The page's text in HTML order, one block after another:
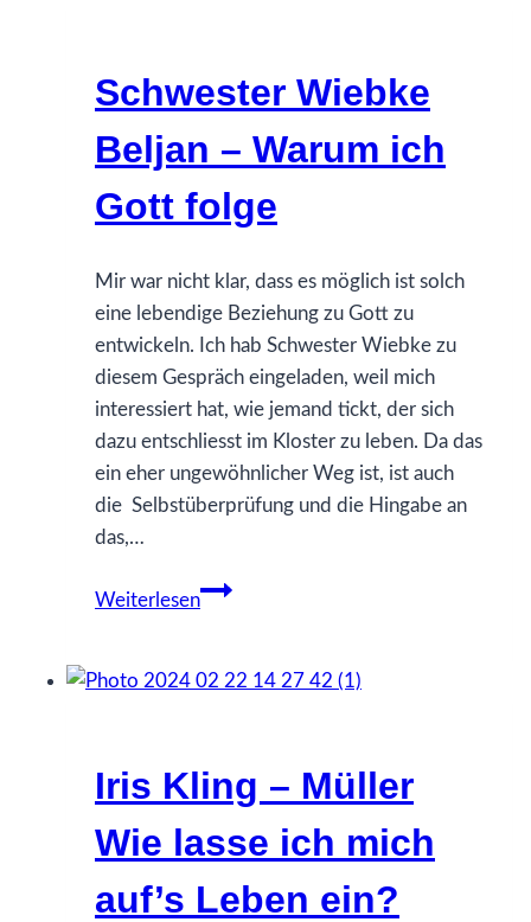
mit
macht
Schwester Wiebke
Beljan – Warum ich
Gott folge
Mir war nicht klar, dass es möglich ist solch
eine lebendige Beziehung zu Gott zu
entwickeln. Ich hab Schwester Wiebke zu
diesem Gespräch eingeladen, weil mich
interessiert hat, wie jemand tickt, der sich
dazu entschliesst im Kloster zu leben. Da das
ein eher ungewöhnlicher Weg ist, ist auch
die Selbstüberprüfung und die Hingabe an
das,…
Weiterlesen
Schwester
–
Gott
folge
Iris Kling – Müller
Wie lasse ich mich
auf’s Leben ein?